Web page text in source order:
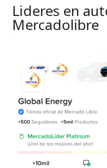
Lideres en
Mercadolibre